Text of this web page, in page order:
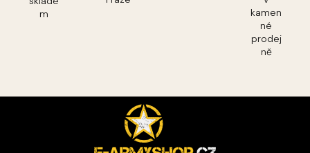
m
kamen
né
prodej
ně